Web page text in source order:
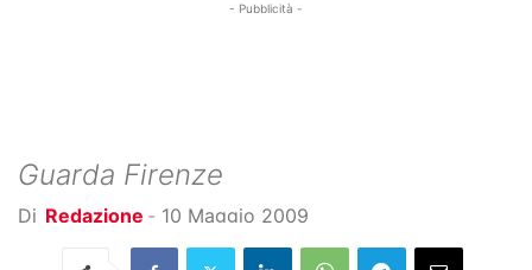
- Pubblicità -
Guarda Firenze
Di Redazione - 10 Maggio 2009